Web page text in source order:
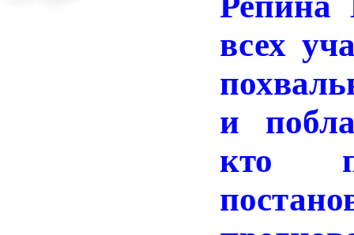
всех
и
кто